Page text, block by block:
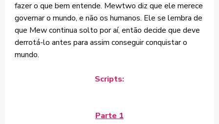
fazer o que bem entende. Mewtwo diz que ele merece
governar o mundo, e não os humanos. Ele se lembra de
que Mew continua solto por aí, então decide que deve
derrotá-lo antes para assim conseguir conquistar o
mundo.
Scripts:
Parte 1